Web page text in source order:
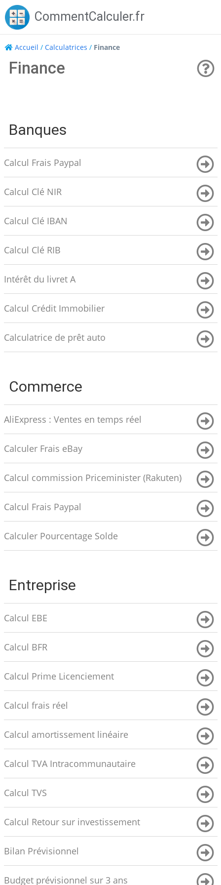
Skip
to
content
CommentCalculer.fr
Accueil / Calculatrices / Finance
Finance
Banques
Calcul Frais Paypal
Calcul Clé NIR
Calcul Clé IBAN
Calcul Clé RIB
Intérêt du livret A
Calcul Crédit Immobilier
Calculatrice de prêt auto
Commerce
AliExpress : Ventes en temps réel
Calculer Frais eBay
Calcul commission Priceminister (Rakuten)
Calcul Frais Paypal
Calculer Pourcentage Solde
Entreprise
Calcul EBE
Calcul BFR
Calcul Prime Licenciement
Calcul frais réel
Calcul amortissement linéaire
Calcul TVA Intracommunautaire
Calcul TVS
Calcul Retour sur investissement
Bilan Prévisionnel
Budget prévisionnel sur 3 ans